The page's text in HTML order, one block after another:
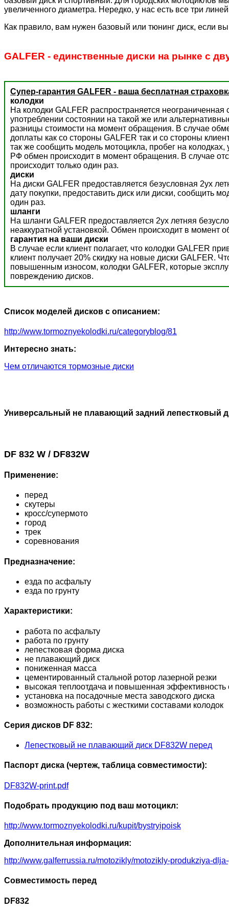
увеличенного диаметра. Нередко, у нас есть все три
Как правило, вам нужен базовый или тюнинг диск, если
GALFER - единственные диски на рынке с
Супер-гарантия GALFER - ваша бесплатная
колодки
На колодки GALFER распространяется
употреблении состоянии на такой же или
разницы стоимости на момент обращения. В случае
доплаты как со стороны GALFER так и со стороны
так же сообщить модель мотоцикла, пробег на
РФ обмен происходит в момент обращения. В случае
происходит только один раз.
диски
На диски GALFER предоставляется безусловная 2ух
дату покупки, предоставить диск или диски, сообщить
один раз.
шланги
На шланги GALFER предоставляется 2ух летняя
неаккуратной установкой. Обмен происходит в момент
гарантия на ваши диски
В случае если клиент полагает, что колодки GALFER
клиент получает 20% скидку на новые диски GALFER.
повышенным износом, колодки GALFER, которые
повреждению дисков.
Список моделей дисков с описанием:
http://www.tormoznyekolodki.ru/categoryblog/81
Интересно знать:
Чем отличаются тормозные диски
Универсальный не плавающий задний лепестковый
DF 832 W / DF832W
Применение:
перед
скутеры
кросс/супермото
город
трек
соревнования
Предназначение:
езда по асфальту
езда по грунту
Характеристики:
работа по асфальту
работа по грунту
лепестковая форма диска
не плавающий диск
пониженная масса
цементированный стальной ротор лазерной резки
высокая теплоотдача и повышенная эффективность
установка на посадочные места заводского диска
возможность работы с жесткими составами колодок
Серия дисков DF 832:
Лепестковый не плавающий диск DF832W перед
Паспорт диска (чертеж, таблица совместимости):
DF832W-print.pdf
Подобрать продукцию под ваш мотоцикл:
http://www.tormoznyekolodki.ru/kupit/bystryipoisk
Дополнительная информация:
http://www.galferrussia.ru/motozikly/motozikly-produkziya-
Совместимость перед
DF832